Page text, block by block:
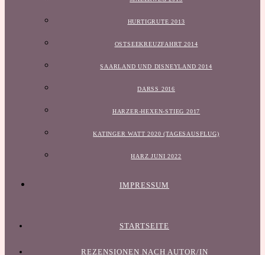
HURTIGRUTE 2013
OSTSEEKREUZFAHRT 2014
SAARLAND UND DISNEYLAND 2014
DARSS 2016
HARZER-HEXEN-STIEG 2017
KATINGER WATT 2020 (TAGESAUSFLUG)
HARZ JUNI 2022
IMPRESSUM
STARTSEITE
REZENSIONEN NACH AUTOR/IN